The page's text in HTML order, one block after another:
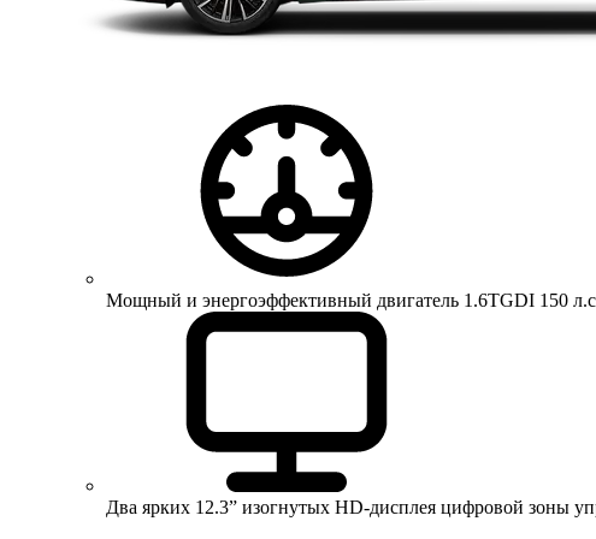
Мощный и энергоэффективный двигатель 1.6TGDI 150
Два ярких 12.3” изогнутых HD-дисплея цифровой зоны